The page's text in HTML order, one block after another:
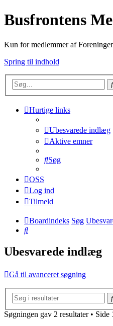
Busfrontens
Kun for medlemmer af
Spring til indhold
Hurtige links
Ubesvarede indlæg
Aktive emner
Søg
OSS
Log ind
Tilmeld
Boardindeks Søg
Søg
Ubesvarede indlæg
Gå til avanceret søgning
Søgningen gav 2 resultater • Side